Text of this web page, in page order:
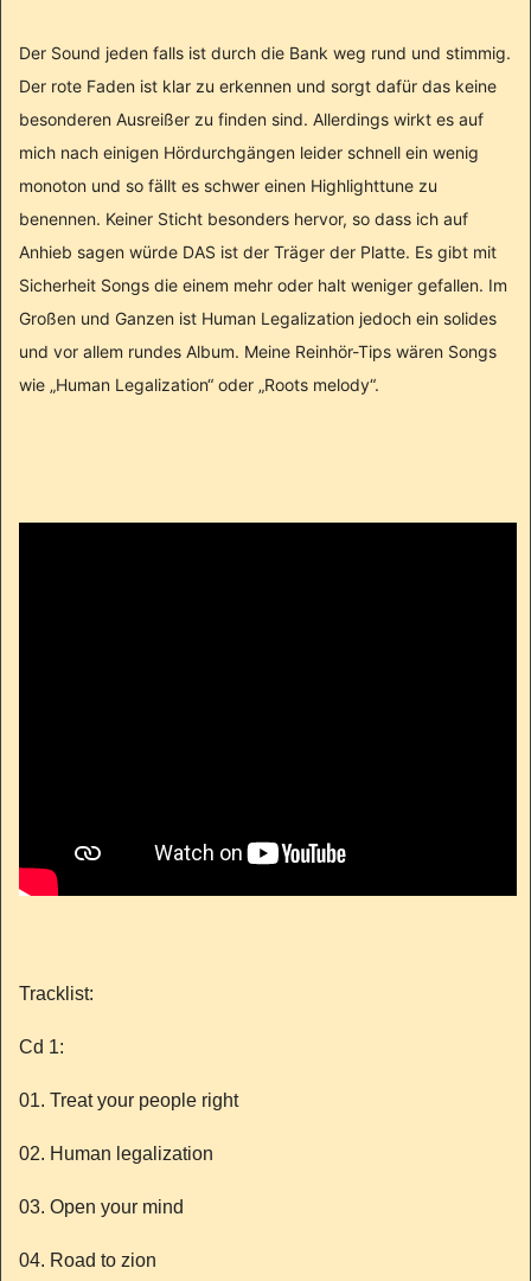
Der Sound jeden falls ist durch die Bank weg rund und stimmig.
Der rote Faden ist klar zu erkennen und sorgt dafür das keine
besonderen Ausreißer zu finden sind. Allerdings wirkt es auf
mich nach einigen Hördurchgängen leider schnell ein wenig
monoton und so fällt es schwer einen Highlighttune zu
benennen. Keiner Sticht besonders hervor, so dass ich auf
Anhieb sagen würde DAS ist der Träger der Platte. Es gibt mit
Sicherheit Songs die einem mehr oder halt weniger gefallen. Im
Großen und Ganzen ist Human Legalization jedoch ein solides
und vor allem rundes Album. Meine Reinhör-Tips wären Songs
wie „Human Legalization“ oder „Roots melody“.
Tracklist:
Cd 1:
01. Treat your people right
02. Human legalization
03. Open your mind
04. Road to zion